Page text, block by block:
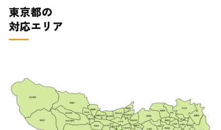
東京都の
対応エリア